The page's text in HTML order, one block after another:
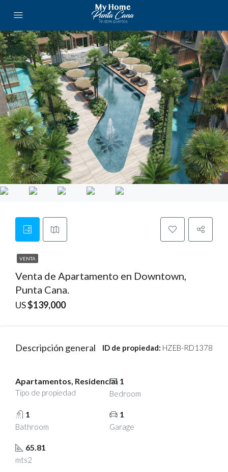
VENTA
Venta de Apartamento en Downtown,
Punta Cana.
US$139,000
Descripción general ID de propiedad: HZEB-RD1378
Apartamentos, Residencial
Tipo de propiedad
1
Bedroom
1
Bathroom
1
Garage
65.81
mts2